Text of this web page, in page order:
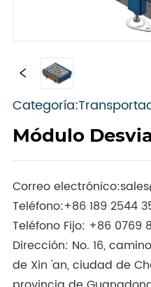
Módulo
Correo electrónico:
Teléfono:+86 189 2544
Teléfono Fijo: +86 0769
Dirección: No. 16,
de Xin 'an, ciudad de